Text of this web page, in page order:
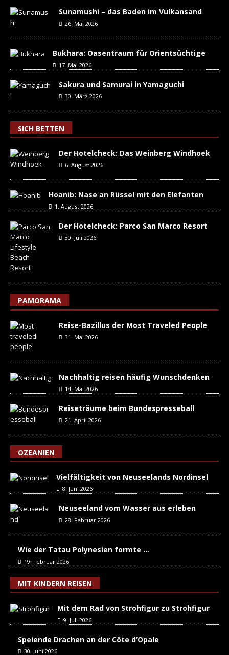
Sunamushi – das Baden im Vulkansand
26. Mai 2026
Bukhara: Oasentraum für Orientsüchtige
17. Mai 2026
Sakura und Samurai in Yamaguchi
30. März 2026
SICH BETTEN
Der Hotelcheck: Das Weinberg Windhoek
6. August 2026
Hoanib: Nase an Rüssel mit den Elefanten
1. August 2026
Der Hotelcheck: Parco San Marco Resort
30. Juli 2026
PAMORAMA
Reise-Bazillus der Most Traveled People
31. Mai 2026
Nachhaltig reisen häufig Wunschdenken
14. Mai 2026
Reiseträume beim Bundespresseball
21. April 2026
OZEANIEN
Vielfältigkeit von Neuseelands Nordinsel
8. Juni 2026
Neuseeland vom Wasser aus erleben
28. Februar 2026
Wie der Tatau Polynesien formte …
19. Februar 2026
MIT KINDERN REISEN
Mit dem Rad von Strohfigur zu Strohfigur
9. Juli 2026
Speiende Drachen an der Côte d’Opale
30. Juni 2026